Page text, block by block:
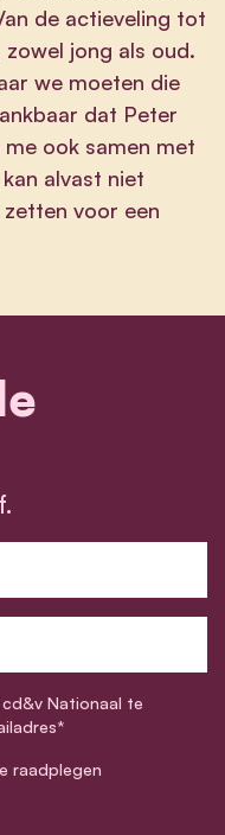
de actieveling tot
jong als oud.
we moeten die
dat Peter
ook samen met
alvast niet
voor een
Nationaal te
raadplegen